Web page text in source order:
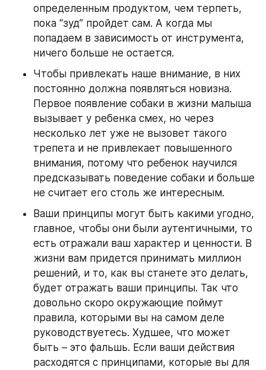
определенным продуктом, чем терпеть,
пока “зуд” пройдет сам. А когда мы
попадаем в зависимость от инструмента,
ничего больше не остается.
Чтобы привлекать наше внимание, в них
постоянно должна появляться новизна.
Первое появление собаки в жизни малыша
вызывает у ребенка смех, но через
несколько лет уже не вызовет такого
трепета и не привлекает повышенного
внимания, потому что ребенок научился
предсказывать поведение собаки и больше
не считает его столь же интересным.
Ваши принципы могут быть какими угодно,
главное, чтобы они были аутентичными, то
есть отражали ваш характер и ценности. В
жизни вам придется принимать миллион
решений, и то, как вы станете это делать,
будет отражать ваши принципы. Так что
довольно скоро окружающие поймут
правила, которыми вы на самом деле
руководствуетесь. Худшее, что может
быть – это фальшь. Если ваши действия
расходятся с принципами, которые вы для